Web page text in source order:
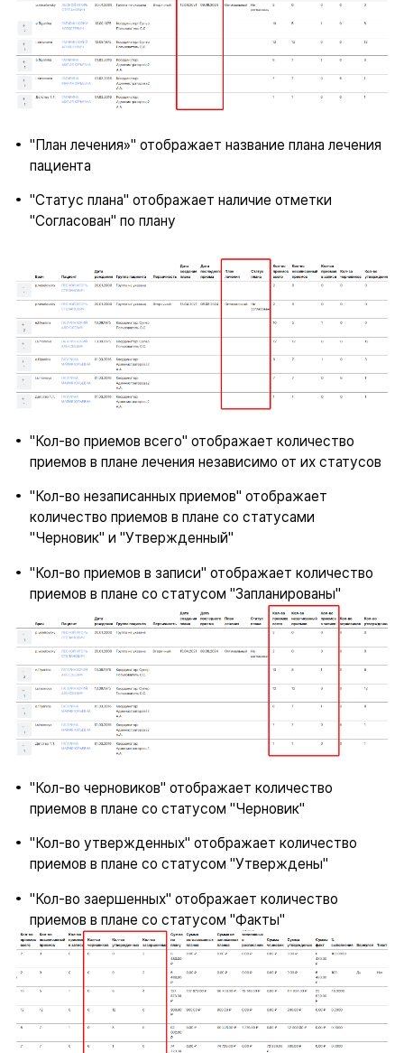
"План лечения»" отображает название плана лечения
пациента
"Статус плана" отображает наличие отметки
"Согласован" по плану
"Кол-во приемов всего" отображает количество
приемов в плане лечения независимо от их статусов
"Кол-во незаписанных приемов" отображает
количество приемов в плане со статусами
"Черновик" и "Утвержденный"
"Кол-во приемов в записи" отображает количество
приемов в плане со статусом "Запланированы"
"Кол-во черновиков" отображает количество
приемов в плане со статусом "Черновик"
"Кол-во утвержденных" отображает количество
приемов в плане со статусом "Утверждены"
"Кол-во заершенных" отображает количество
приемов в плане со статусом "Факты"